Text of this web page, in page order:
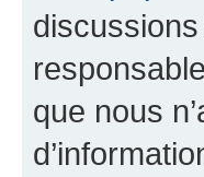
que nous